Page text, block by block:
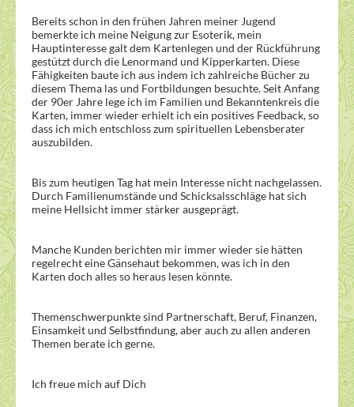
Bereits schon in den frühen Jahren meiner Jugend
bemerkte ich meine Neigung zur Esoterik, mein
Hauptinteresse galt dem Kartenlegen und der Rückführung
gestützt durch die Lenormand und Kipperkarten. Diese
Fähigkeiten baute ich aus indem ich zahlreiche Bücher zu
diesem Thema las und Fortbildungen besuchte. Seit Anfang
der 90er Jahre lege ich im Familien und Bekanntenkreis die
Karten, immer wieder erhielt ich ein positives Feedback, so
dass ich mich entschloss zum spirituellen Lebensberater
auszubilden.
Bis zum heutigen Tag hat mein Interesse nicht nachgelassen.
Durch Familienumstände und Schicksalsschläge hat sich
meine Hellsicht immer stärker ausgeprägt.
Manche Kunden berichten mir immer wieder sie hätten
regelrecht eine Gänsehaut bekommen, was ich in den
Karten doch alles so heraus lesen könnte.
Themenschwerpunkte sind Partnerschaft, Beruf, Finanzen,
Einsamkeit und Selbstfindung, aber auch zu allen anderen
Themen berate ich gerne.
Ich freue mich auf Dich